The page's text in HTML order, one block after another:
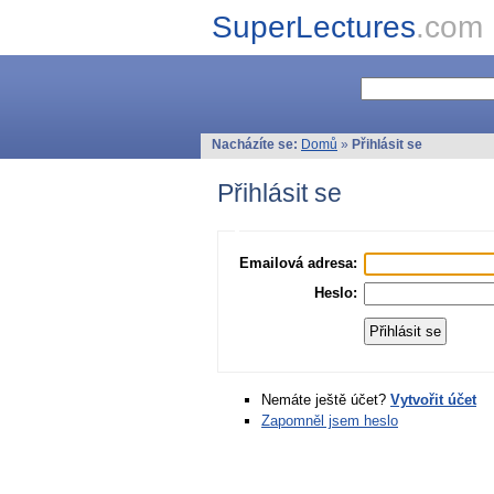
SuperLectures.com
Nacházíte se: Domů » Přihlásit se
Přihlásit se
Emailová adresa:
Heslo:
Nemáte ještě účet? Vytvořit účet
Zapomněl jsem heslo